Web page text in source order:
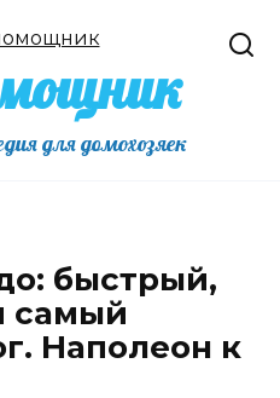
для домохозяек
быстрый,
самый
Наполеон к